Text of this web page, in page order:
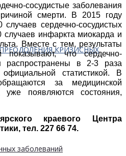
КРИЗИСНЫХ
заболеваний
сосудистые заболевания
смерти. В 2015 году
случаев сердечно-сосудистых
случаев инфаркта миокарда и
Вместе с тем, результаты
показывают, что сердечно-
распространены в 2-3 раза
статистикой. В
за медицинской
появляются состояния,
краевого Центра
тел. 227 66 74.